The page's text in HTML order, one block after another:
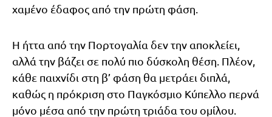
χαμένο έδαφος από την πρώτη φάση.
Η ήττα από την Πορτογαλία δεν την αποκλείει,
αλλά την βάζει σε πολύ πιο δύσκολη θέση. Πλέον,
κάθε παιχνίδι στη β’ φάση θα μετράει διπλά,
καθώς η πρόκριση στο Παγκόσμιο Κύπελλο περνά
μόνο μέσα από την πρώτη τριάδα του ομίλου.